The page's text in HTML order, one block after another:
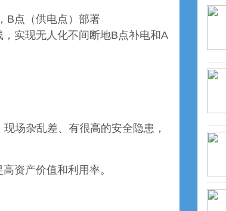
B点（供电点）部署
实现无人化不间断地B点补电和A
场杂乱差、有很高的安全隐患，
资产价值和利用率。